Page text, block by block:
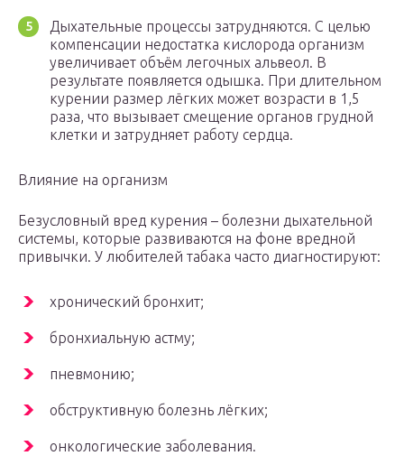
Дыхательные процессы затрудняются. С целью
компенсации недостатка кислорода организм
увеличивает объём легочных альвеол. В
результате появляется одышка. При длительном
курении размер лёгких может возрасти в 1,5
раза, что вызывает смещение органов грудной
клетки и затрудняет работу сердца.
Влияние на организм
Безусловный вред курения – болезни дыхательной
системы, которые развиваются на фоне вредной
привычки. У любителей табака часто диагностируют:
хронический бронхит;
бронхиальную астму;
пневмонию;
обструктивную болезнь лёгких;
онкологические заболевания.